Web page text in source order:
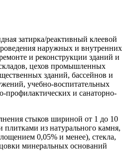
затирка/реактивный клеевой
наружных и внутренних
и реконструкции зданий и
цехов промышленных
зданий, бассейнов и
учебно-воспитательных
профилактических и санаторно-
стыков шириной от 1 до 10
из натурального камня,
0,05% и менее), стекла,
минеральных оснований